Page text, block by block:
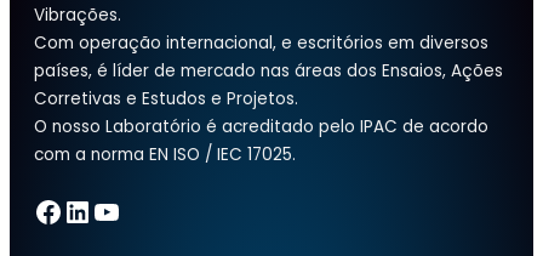
Vibrações.
Com operação internacional, e escritórios em diversos
países, é líder de mercado nas áreas dos Ensaios, Ações
Corretivas e Estudos e Projetos.
O nosso Laboratório é acreditado pelo IPAC de acordo
com a norma EN ISO / IEC 17025.
Facebook LinkedIn YouTube